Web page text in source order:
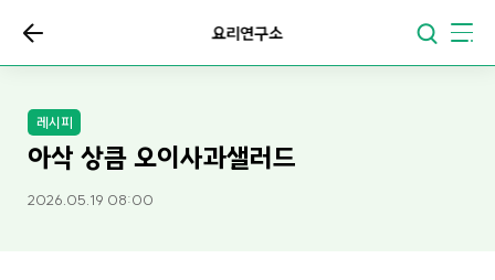
요리연구소
레시피
아삭 상큼 오이사과샐러드
2026.05.19 08:00